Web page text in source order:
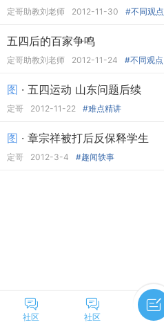
定哥助教刘老师 2012-11-30 #不同观点
五四后的百家争鸣
定哥助教刘老师 2012-11-24 #不同观点
图 · 五四运动 山东问题后续
定哥 2012-11-22 #难点精讲
图 · 章宗祥被打后反保释学生
定哥 2012-3-4 #趣闻轶事
社区 社区